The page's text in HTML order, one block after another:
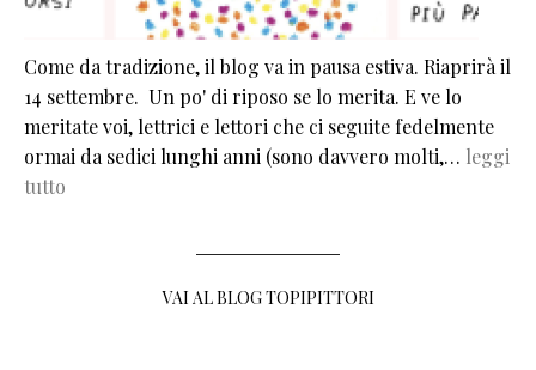
Come da tradizione, il blog va in pausa estiva. Riaprirà il
14 settembre. Un po' di riposo se lo merita. E ve lo
meritate voi, lettrici e lettori che ci seguite fedelmente
ormai da sedici lunghi anni (sono davvero molti,… leggi
tutto
VAI AL BLOG TOPIPITTORI